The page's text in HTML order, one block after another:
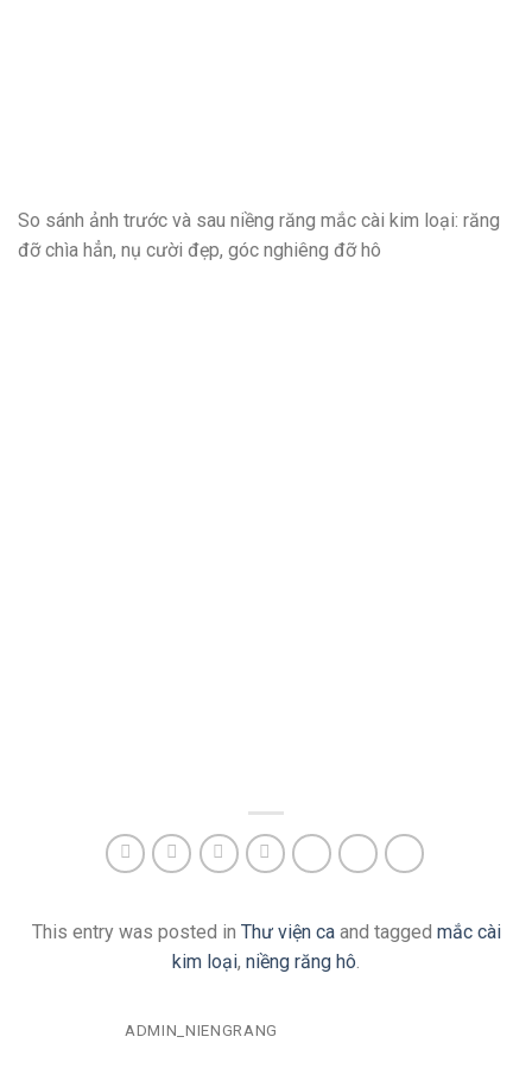
So sánh ảnh trước và sau niềng răng mắc cài kim loại: răng
đỡ chìa hẳn, nụ cười đẹp, góc nghiêng đỡ hô
This entry was posted in Thư viện caand tagged mắc cài
kim loại, niềng răng hô.
ADMIN_NIENGRANG